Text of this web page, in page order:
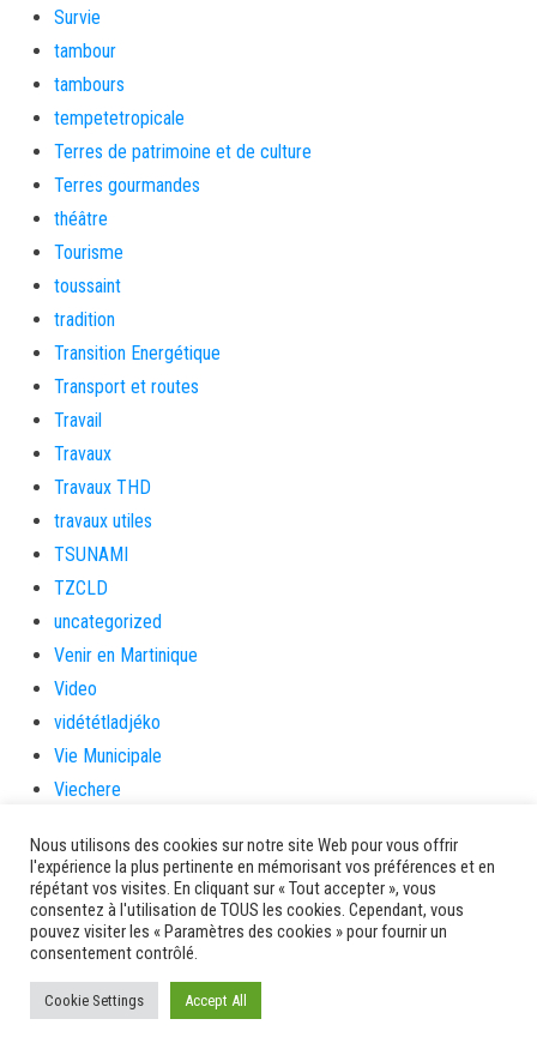
Survie
tambour
tambours
tempetetropicale
Terres de patrimoine et de culture
Terres gourmandes
théâtre
Tourisme
toussaint
tradition
Transition Energétique
Transport et routes
Travail
Travaux
Travaux THD
travaux utiles
TSUNAMI
TZCLD
uncategorized
Venir en Martinique
Video
vidététladjéko
Vie Municipale
Viechere
Village artisanal
Village artisanal et commercial
ville de la trinité
villedelesansesdarlet
voiles
voitures en papier
Nous utilisons des cookies sur notre site Web pour vous offrir
l'expérience la plus pertinente en mémorisant vos préférences et en
répétant vos visites. En cliquant sur « Tout accepter », vous
consentez à l'utilisation de TOUS les cookies. Cependant, vous
pouvez visiter les « Paramètres des cookies » pour fournir un
consentement contrôlé.
Cookie Settings Accept All